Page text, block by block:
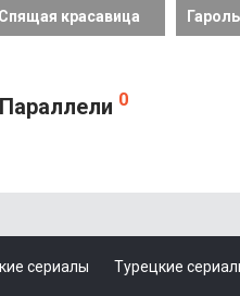
Спящая красавица
0
сериалы Турецкие